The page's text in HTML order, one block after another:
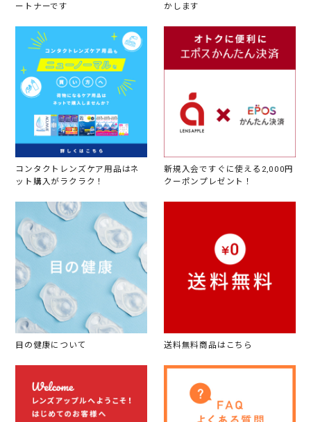
ートナーです
かします
コンタクトレンズケア用品はネ
ット購入がラクラク！
新規入会ですぐに使える2,000円
クーポンプレゼント！
目の健康について 送料無料商品はこちら